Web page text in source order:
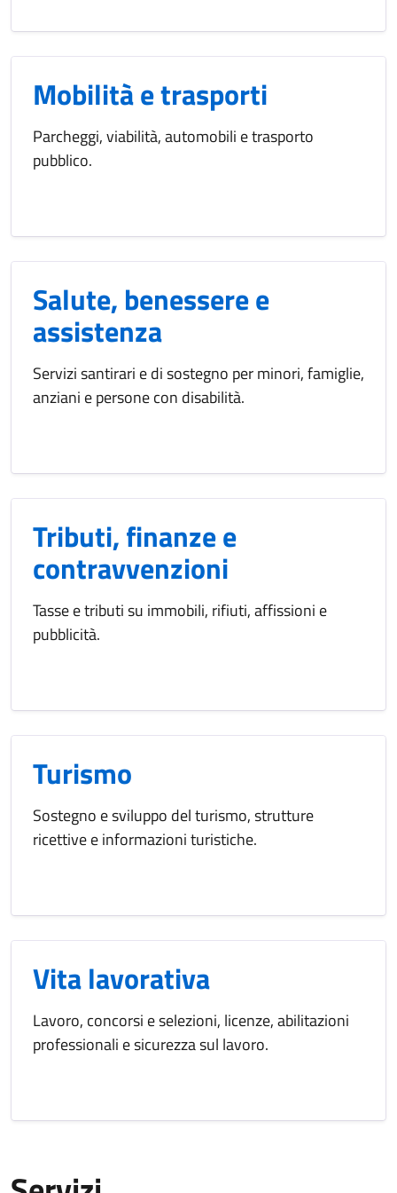
Mobilità e trasporti
Parcheggi, viabilità, automobili e trasporto
pubblico.
Salute, benessere e
assistenza
Servizi santirari e di sostegno per minori, famiglie,
anziani e persone con disabilità.
Tributi, finanze e
contravvenzioni
Tasse e tributi su immobili, rifiuti, affissioni e
pubblicità.
Turismo
Sostegno e sviluppo del turismo, strutture
ricettive e informazioni turistiche.
Vita lavorativa
Lavoro, concorsi e selezioni, licenze, abilitazioni
professionali e sicurezza sul lavoro.